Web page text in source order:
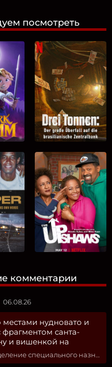
посмотреть
комментарии
06.08.26
местами нудновато и
фрагментом санта-
и вишенкой на
специального назначения